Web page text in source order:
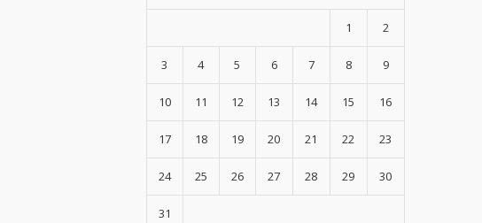
1 2
3 4 5 6 7 8 9
10 11 12 13 14 15 16
17 18 19 20 21 22 23
24 25 26 27 28 29 30
31